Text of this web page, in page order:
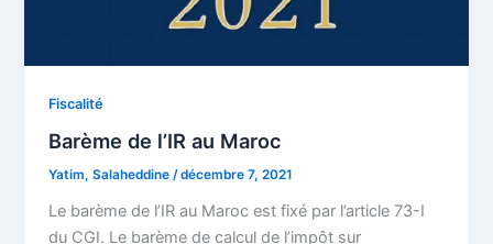
Fiscalité
Barème de l’IR au Maroc
Yatim, Salaheddine/décembre 7, 2021
Le barème de l’IR au Maroc est fixé par l’article 73-I
du CGI. Le barème de calcul de l’impôt sur